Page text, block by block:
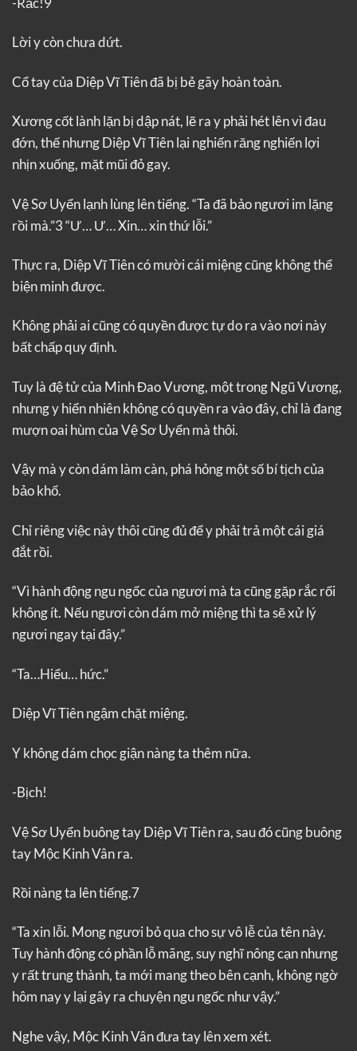
Lời y còn chưa dứt.
Cổ tay của Diệp Vĩ Tiên đã bị bẻ gãy hoàn toàn.
Xương cốt lành lặn bị dập nát, lẽ ra y phải hét lên vì đau
đớn, thế nhưng Diệp Vĩ Tiên lại nghiến răng nghiến lợi
nhịn xuống, mặt mũi đỏ gay.
Vệ Sơ Uyển lạnh lùng lên tiếng. “Ta đã bảo ngươi im lặng
rồi mà.”3 “Ư… Ư… Xin… xin thứ lỗi.”
Thực ra, Diệp Vĩ Tiên có mười cái miệng cũng không thể
biện minh được.
Không phải ai cũng có quyền được tự do ra vào nơi này
bất chấp quy định.
Tuy là đệ tử của Minh Đao Vương, một trong Ngũ Vương,
nhưng y hiển nhiên không có quyền ra vào đây, chỉ là đang
mượn oai hùm của Vệ Sơ Uyển mà thôi.
Vậy mà y còn dám làm càn, phá hỏng một số bí tịch của
bảo khố.
Chỉ riêng việc này thôi cũng đủ để y phải trả một cái giá
đắt rồi.
“Vì hành động ngu ngốc của ngươi mà ta cũng gặp rắc rối
không ít. Nếu ngươi còn dám mở miệng thì ta sẽ xử lý
ngươi ngay tại đây.”
“Ta…Hiểu… hức.”
Diệp Vĩ Tiên ngậm chặt miệng.
Y không dám chọc giận nàng ta thêm nữa.
-Bịch!
Vệ Sơ Uyển buông tay Diệp Vĩ Tiên ra, sau đó cũng buông
tay Mộc Kinh Vân ra.
Rồi nàng ta lên tiếng.7
“Ta xin lỗi. Mong ngươi bỏ qua cho sự vô lễ của tên này.
Tuy hành động có phần lỗ mãng, suy nghĩ nông cạn nhưng
y rất trung thành, ta mới mang theo bên cạnh, không ngờ
hôm nay y lại gây ra chuyện ngu ngốc như vậy.”
Nghe vậy, Mộc Kinh Vân đưa tay lên xem xét.